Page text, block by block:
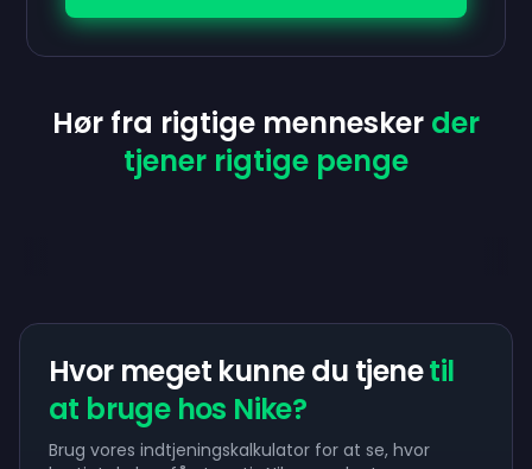
Hør fra rigtige mennesker der
tjener rigtige penge
Hvor meget kunne du tjenetil
at bruge hos Nike?
Brug vores indtjeningskalkulator for at se, hvor